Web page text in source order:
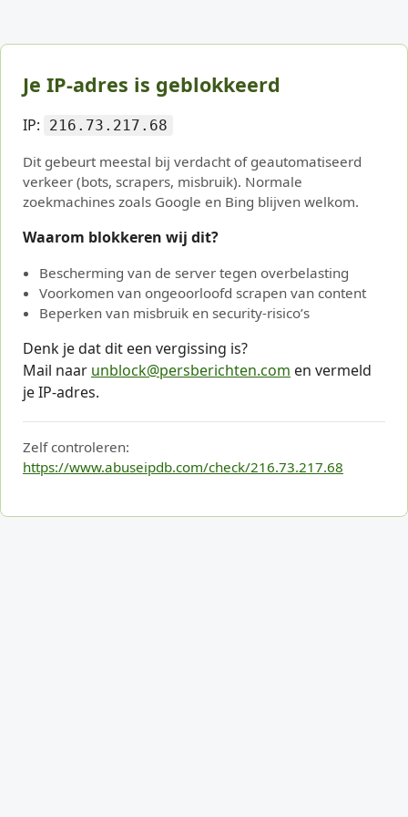
Je IP-adres is geblokkeerd
IP: 216.73.217.68
Dit gebeurt meestal bij verdacht of geautomatiseerd
verkeer (bots, scrapers, misbruik). Normale
zoekmachines zoals Google en Bing blijven welkom.
Waarom blokkeren wij dit?
Bescherming van de server tegen overbelasting
Voorkomen van ongeoorloofd scrapen van content
Beperken van misbruik en security-risico’s
Denk je dat dit een vergissing is?
Mail naar unblock@persberichten.com en vermeld
je IP-adres.
Zelf controleren:
https://www.abuseipdb.com/check/216.73.217.68